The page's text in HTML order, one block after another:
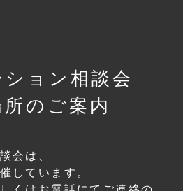
ション相談会
所のご案内
会は、
しています。